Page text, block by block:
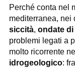
Perché conta nel
mediterranea, nei
siccità, ondate di
problemi legati a
molto ricorrente
idrogeologico: